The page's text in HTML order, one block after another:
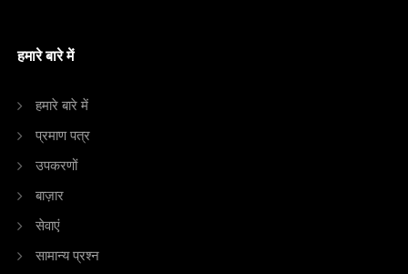
हमारे बारे में
हमारे बारे में
प्रमाण पत्र
उपकरणों
बाज़ार
सेवाएं
सामान्य प्रश्न